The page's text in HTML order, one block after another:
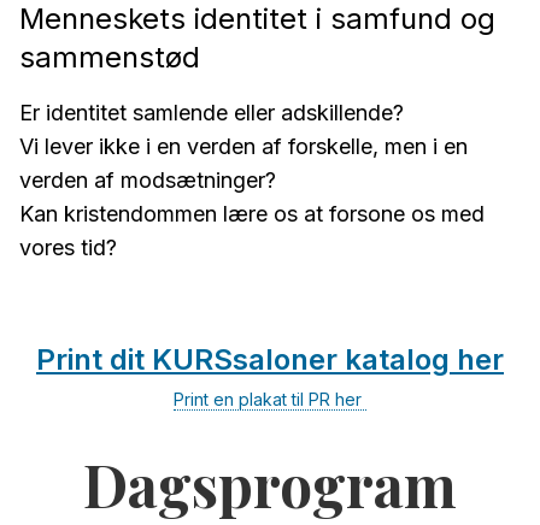
Menneskets identitet i samfund og
sammenstød
Er identitet samlende eller adskillende?
Vi lever ikke i en verden af forskelle, men i en
verden af modsætninger?
Kan kristendommen lære os at forsone os med
vores tid?
Print dit KURSsaloner katalog her
Print en plakat til PR her
Dagsprogram